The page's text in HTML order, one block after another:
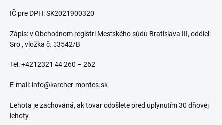
IČ pre DPH: SK2021900320
Zápis: v Obchodnom registri Mestského súdu Bratislava III, oddiel:
Sro , vložka č. 33542/B
Tel: +4212321 44 260 – 262
E-mail: info@karcher-montes.sk
Lehota je zachovaná, ak tovar odošlete pred uplynutím 30 dňovej
lehoty.